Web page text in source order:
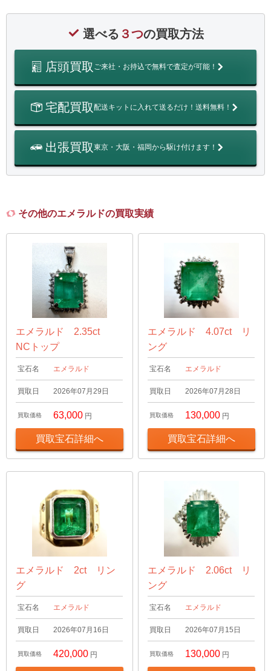
選べる ３つの買取方法
店頭買取 ご来社・お持込で無料で査定が可能！
宅配買取配送キットに入れて送るだけ！送料無料！
出張買取東京・大阪・福岡から駆け付けます！
その他のエメラルドの買取実績
エメラルド 2.35ct
NCトップ
宝石名 エメラルド
買取日 2026年07月29日
買取価格 63,000 円
買取宝石詳細へ
エメラルド 4.07ct リ
ング
宝石名 エメラルド
買取日 2026年07月28日
買取価格 130,000 円
買取宝石詳細へ
エメラルド 2ct リン
グ
宝石名 エメラルド
買取日 2026年07月16日
買取価格 420,000 円
エメラルド 2.06ct リ
ング
宝石名 エメラルド
買取日 2026年07月15日
買取価格 130,000 円